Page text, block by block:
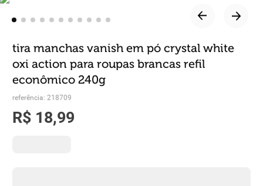
tira manchas vanish em pó crystal white
oxi action para roupas brancas refil
econômico 240g
referência: 218709
R$ 18,99
º iogurte
6 º biscoito
8º detergente